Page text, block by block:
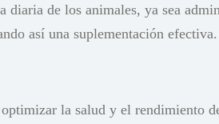
de los animales, ya sea
así una suplementación efectiva.
la salud y el rendimiento